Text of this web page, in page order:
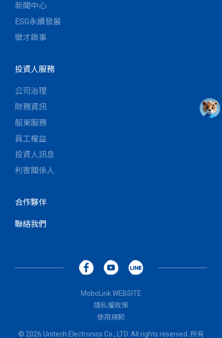
新聞中心
ESG永續發展
徵才啟事
投資人服務
公司治理
財務資訊
股東服務
員工權益
投資人訊息
利害關係人
合作夥伴
聯絡我們
MoboLink WEBSITE
隱私權政策
使用規範
© 2026 Unitech Electronics Co., LTD. All rights reserved. 所有